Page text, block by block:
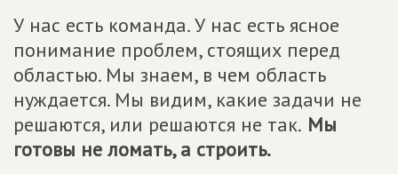
У нас есть команда. У нас есть ясное
понимание проблем, стоящих перед
областью. Мы знаем, в чем область
нуждается. Мы видим, какие задачи не
решаются, или решаются не так. Мы
готовы не ломать, а строить.